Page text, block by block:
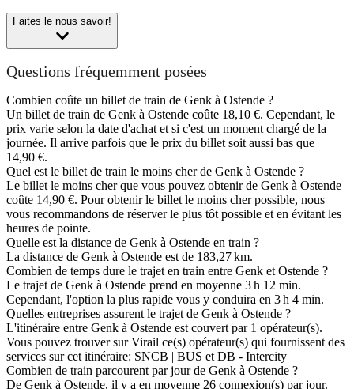
Faites le nous savoir!
Questions fréquemment posées
Combien coûte un billet de train de Genk à Ostende ?
Un billet de train de Genk à Ostende coûte 18,10 €. Cependant, le
prix varie selon la date d'achat et si c'est un moment chargé de la
journée. Il arrive parfois que le prix du billet soit aussi bas que
14,90 €.
Quel est le billet de train le moins cher de Genk à Ostende ?
Le billet le moins cher que vous pouvez obtenir de Genk à Ostende
coûte 14,90 €. Pour obtenir le billet le moins cher possible, nous
vous recommandons de réserver le plus tôt possible et en évitant les
heures de pointe.
Quelle est la distance de Genk à Ostende en train ?
La distance de Genk à Ostende est de 183,27 km.
Combien de temps dure le trajet en train entre Genk et Ostende ?
Le trajet de Genk à Ostende prend en moyenne 3 h 12 min.
Cependant, l'option la plus rapide vous y conduira en 3 h 4 min.
Quelles entreprises assurent le trajet de Genk à Ostende ?
L'itinéraire entre Genk à Ostende est couvert par 1 opérateur(s).
Vous pouvez trouver sur Virail ce(s) opérateur(s) qui fournissent des
services sur cet itinéraire: SNCB | BUS et DB - Intercity
Combien de train parcourent par jour de Genk à Ostende ?
De Genk à Ostende, il y a en moyenne 26 connexion(s) par jour.